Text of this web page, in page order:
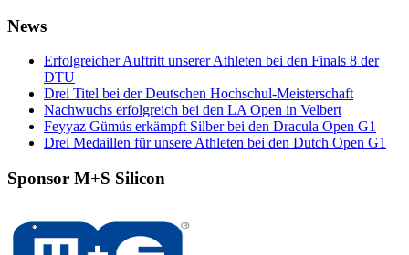
News
Erfolgreicher Auftritt unserer Athleten bei den Finals 8 der
DTU
Drei Titel bei der Deutschen Hochschul-Meisterschaft
Nachwuchs erfolgreich bei den LA Open in Velbert
Feyyaz Gümüs erkämpft Silber bei den Dracula Open G1
Drei Medaillen für unsere Athleten bei den Dutch Open G1
Sponsor M+S Silicon